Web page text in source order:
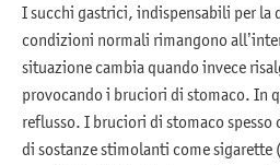
I succhi gastrici, indispensabili per la
condizioni normali rimangono
situazione cambia quando invece
provocando i bruciori di stomaco. In
reflusso. I bruciori di stomaco
di sostanze stimolanti come